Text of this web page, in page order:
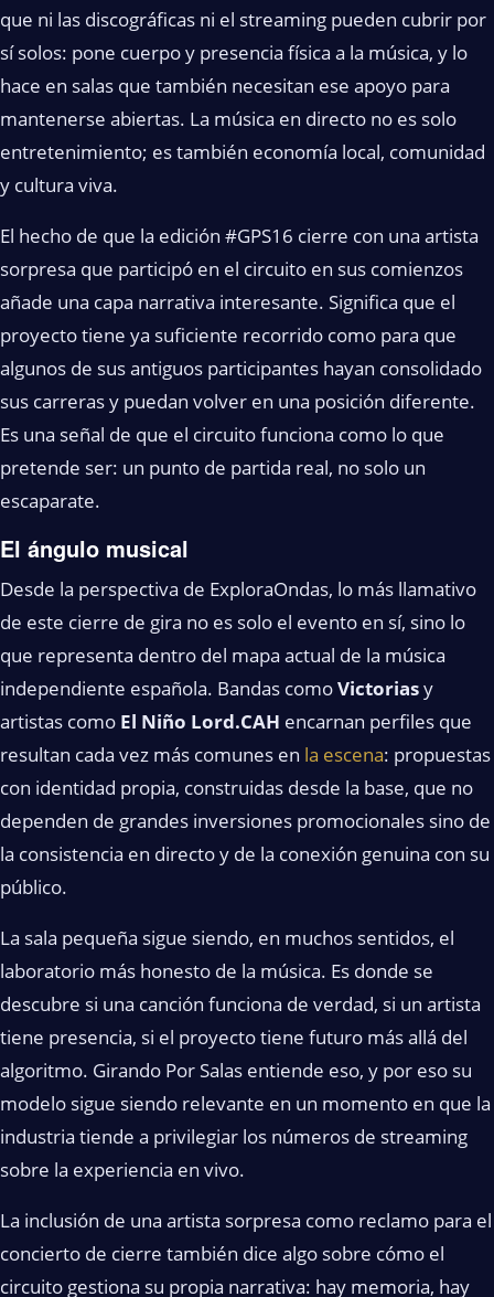
que ni las discográficas ni el streaming pueden cubrir por
sí solos: pone cuerpo y presencia física a la música, y lo
hace en salas que también necesitan ese apoyo para
mantenerse abiertas. La música en directo no es solo
entretenimiento; es también economía local, comunidad
y cultura viva.
El hecho de que la edición #GPS16 cierre con una artista
sorpresa que participó en el circuito en sus comienzos
añade una capa narrativa interesante. Significa que el
proyecto tiene ya suficiente recorrido como para que
algunos de sus antiguos participantes hayan consolidado
sus carreras y puedan volver en una posición diferente.
Es una señal de que el circuito funciona como lo que
pretende ser: un punto de partida real, no solo un
escaparate.
El ángulo musical
Desde la perspectiva de ExploraOndas, lo más llamativo
de este cierre de gira no es solo el evento en sí, sino lo
que representa dentro del mapa actual de la música
independiente española. Bandas comoVictoriasy
artistas como El Niño Lord.CAH encarnan perfiles que
resultan cada vez más comunes en la escena: propuestas
con identidad propia, construidas desde la base, que no
dependen de grandes inversiones promocionales sino de
la consistencia en directo y de la conexión genuina con su
público.
La sala pequeña sigue siendo, en muchos sentidos, el
laboratorio más honesto de la música. Es donde se
descubre si una canción funciona de verdad, si un artista
tiene presencia, si el proyecto tiene futuro más allá del
algoritmo. Girando Por Salas entiende eso, y por eso su
modelo sigue siendo relevante en un momento en que la
industria tiende a privilegiar los números de streaming
sobre la experiencia en vivo.
La inclusión de una artista sorpresa como reclamo para el
concierto de cierre también dice algo sobre cómo el
circuito gestiona su propia narrativa: hay memoria, hay